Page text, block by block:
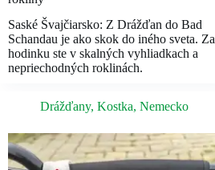
Saské Švajčiarsko: Z Drážďan do Bad
Schandau je ako skok do iného sveta. Za
hodinku ste v skalných vyhliadkach a
nepriechodných roklinách.
Drážďany, Kostka, Nemecko